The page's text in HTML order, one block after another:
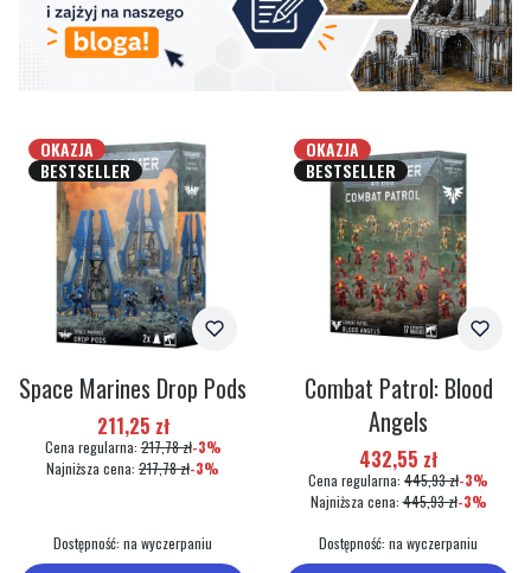
OKAZJA
BESTSELLER
Space Marines Drop Pods
Cena promocyjna
211,25 zł
Cena regularna: 217,78 zł-3%
Najniższa cena: 217,78 zł-3%
Dostępność: na wyczerpaniu
OKAZJA
BESTSELLER
Combat Patrol: Blood
Angels
Cena promocyjna
432,55 zł
Cena regularna: 445,93 zł-3%
Najniższa cena: 445,93 zł-3%
Dostępność: na wyczerpaniu